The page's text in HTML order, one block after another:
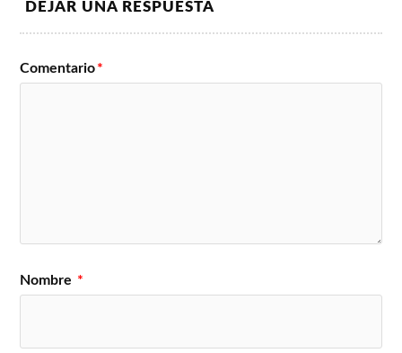
DEJAR UNA RESPUESTA
Comentario*
Nombre *